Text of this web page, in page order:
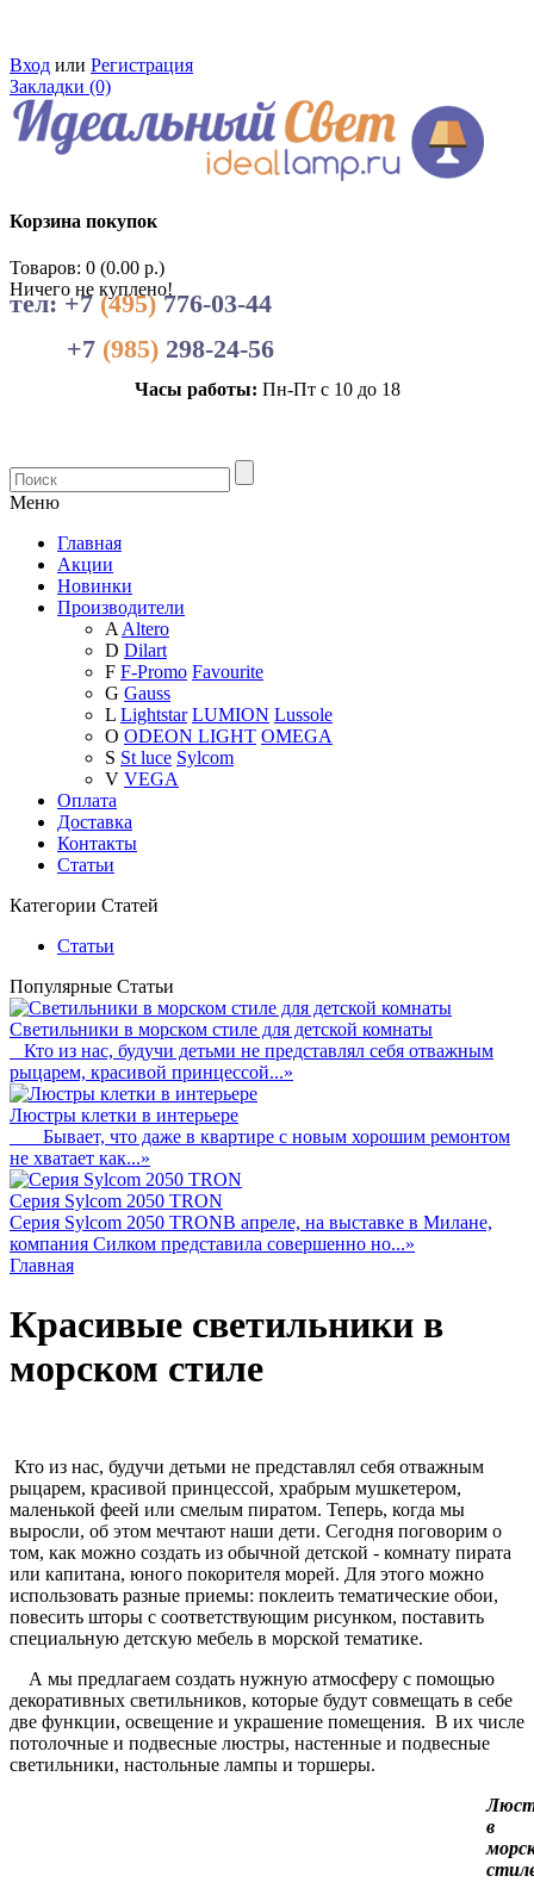
Вход или Регистрация
Закладки (0)
Корзина покупок
Товаров: 0 (0.00 р.)
Ничего не куплено!
тел: +7(495)776-03-44
+7 (985) 298-24-56
Часы работы: Пн-Пт с 10 до 18
Меню
Главная
Акции
Новинки
Производители
AAltero
D Dilart
F F-Promo Favourite
G Gauss
L Lightstar LUMION Lussole
O ODEON LIGHT OMEGA
S St luce Sylcom
V VEGA
Оплата
Доставка
Контакты
Статьи
Категории Статей
Статьи
Популярные Статьи
Светильники в морском стиле для детской комнаты
Кто из нас, будучи детьми не представлял себя отважным
рыцарем, красивой принцессой...»
Люстры клетки в интерьере
Бывает, что даже в квартире с новым хорошим ремонтом
не хватает как...»
Серия Sylcom 2050 TRON
Серия Sylcom 2050 TRON ​В апреле, на выставке в Милане,
компания Силком представила совершенно но...»
Главная
Красивые светильники в
морском стиле
Кто из нас, будучи детьми не представлял себя отважным
рыцарем, красивой принцессой, храбрым мушкетером,
маленькой феей или смелым пиратом. Теперь, когда мы
выросли, об этом мечтают наши дети. Сегодня поговорим о
том, как можно создать из обычной детской - комнату пирата
или капитана, юного покорителя морей. Для этого можно
использовать разные приемы: поклеить тематические обои,
повесить шторы с соответствующим рисунком, поставить
специальную детскую мебель в морской тематике.
А мы предлагаем создать нужную атмосферу с помощью
декоративных светильников, которые будут совмещать в себе
две функции, освещение и украшение помещения. В их числе
потолочные и подвесные люстры, настенные и подвесные
светильники, настольные лампы и торшеры.
в